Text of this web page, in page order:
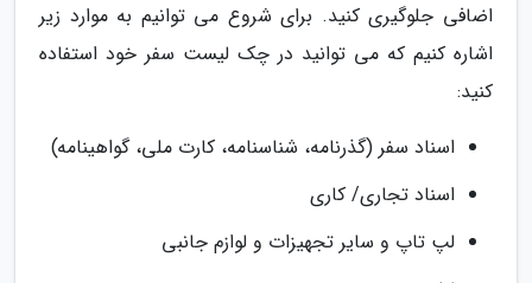
اضافی جلوگیری کنید. برای شروع می توانیم به موارد زیر
اشاره کنیم که می توانید در چک لیست سفر خود استفاده
کنید:
اسناد سفر (گذرنامه، شناسنامه، کارت ملی، گواهینامه)
اسناد تجاری/ کاری
لپ تاپ و سایر تجهیزات و لوازم جانبی